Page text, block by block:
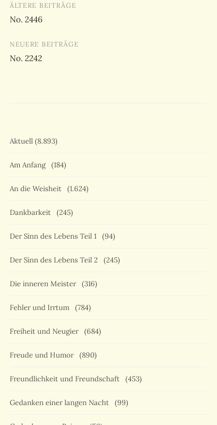
Beitragsnavigation
ÄLTERE BEITRÄGE
No. 2446
NEUERE BEITRÄGE
No. 2242
Aktuell (8.893)
Am Anfang (184)
An die Weisheit (1.624)
Dankbarkeit (245)
Der Sinn des Lebens Teil 1 (94)
Der Sinn des Lebens Teil 2 (245)
Die inneren Meister (316)
Fehler und Irrtum (784)
Freiheit und Neugier (684)
Freude und Humor (890)
Freundlichkeit und Freundschaft (453)
Gedanken einer langen Nacht (99)